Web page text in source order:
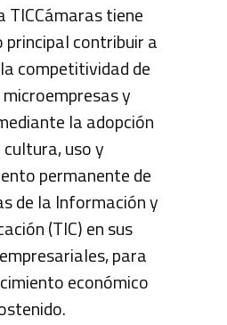
TICCámaras tiene
contribuir a
competitividad de
microempresas y
la adopción
cultura, uso y
permanente de
de la Información y
(TIC) en sus
para
económico